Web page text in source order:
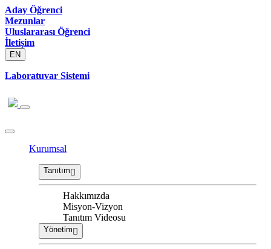
Aday Öğrenci
Mezunlar
Uluslararası Öğrenci
İletişim
EN
Laboratuvar Sistemi
Kurumsal
Tanıtım
Hakkımızda
Misyon-Vizyon
Tanıtım Videosu
Yönetim